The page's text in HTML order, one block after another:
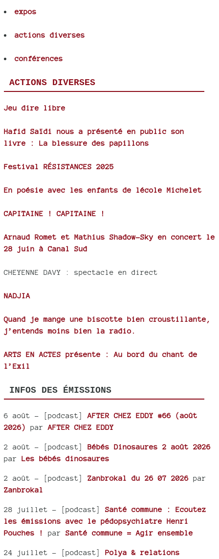
expos
actions diverses
conférences
ACTIONS DIVERSES
Jeu dire libre
Hafid Saïdi nous a présenté en public son
livre : La blessure des papillons
Festival RÉSISTANCES 2025
En poésie avec les enfants de lécole Michelet
CAPITAINE ! CAPITAINE !
Arnaud Romet et Mathius Shadow-Sky en concert le
28 juin à Canal Sud
CHEYENNE DAVY : spectacle en direct
NADJIA
Quand je mange une biscotte bien croustillante,
j’entends moins bien la radio.
ARTS EN ACTES présente : Au bord du chant de
l’Exil
INFOS DES ÉMISSIONS
6 août - [podcast] AFTER CHEZ EDDY #66 (août
2026)
par AFTER CHEZ EDDY
2 août - [podcast] Bébés Dinosaures 2 août 2026
par Les bébés dinosaures
2 août - [podcast] Zanbrokal du 26 07 2026 par
Zanbrokal
28 juillet - [podcast] Santé commune : Ecoutez
les émissions avec le pédopsychiatre Henri
Pouches !
par Santé commune = Agir ensemble
24 juillet - [podcast] Polya & relations